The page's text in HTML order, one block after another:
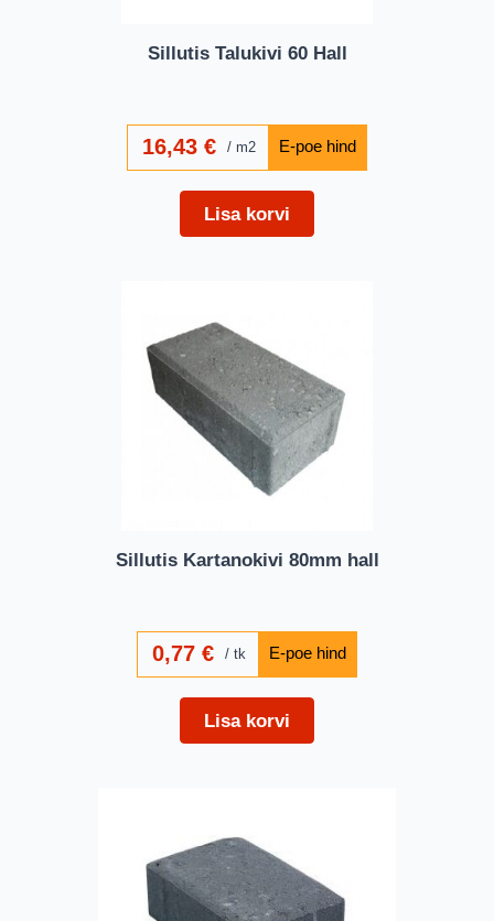
Sillutis Talukivi 60 Hall
16,43€ m2
Lisa korvi
Sillutis Kartanokivi 80mm hall
0,77€ tk
Lisa korvi